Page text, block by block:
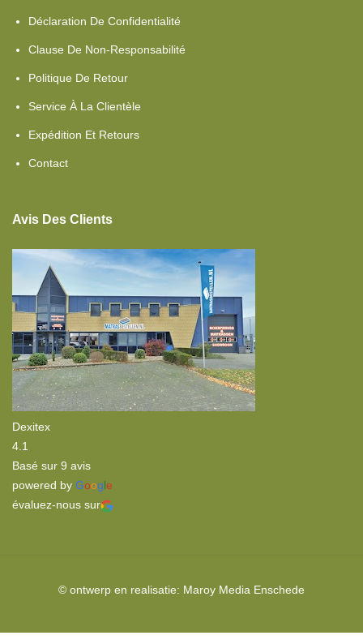
Déclaration De Confidentialité
Clause De Non-Responsabilité
Politique De Retour
Service À La Clientèle
Expédition Et Retours
Contact
Avis Des Clients
Dexitex
4.1
Basé sur 9 avis
powered by Google
évaluez-nous sur
© ontwerp en realisatie: Maroy Media Enschede